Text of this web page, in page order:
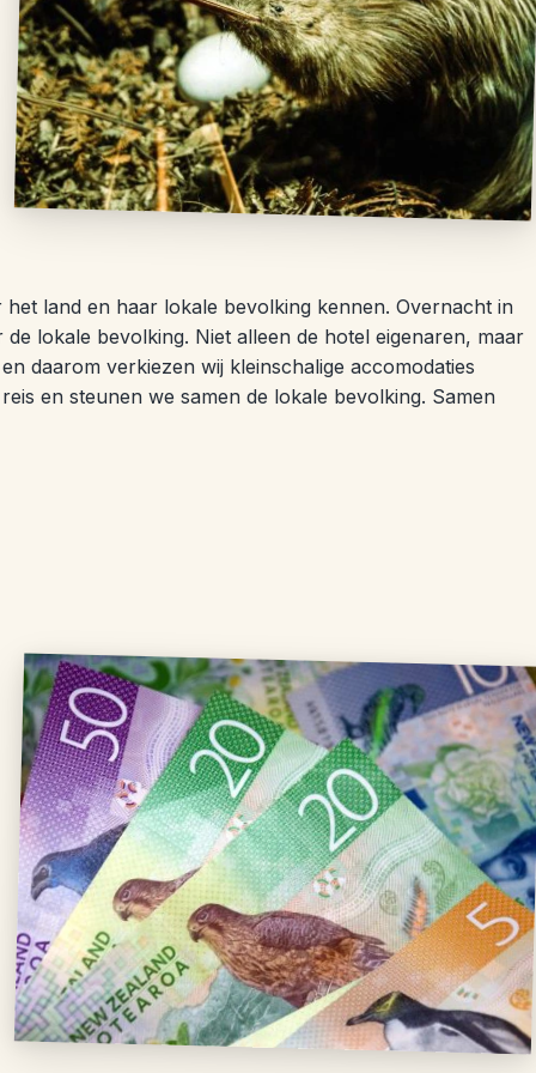
land en haar lokale bevolking kennen. Overnacht in
lokale bevolking. Niet alleen de hotel eigenaren, maar
daarom verkiezen wij kleinschalige accomodaties
en steunen we samen de lokale bevolking. Samen